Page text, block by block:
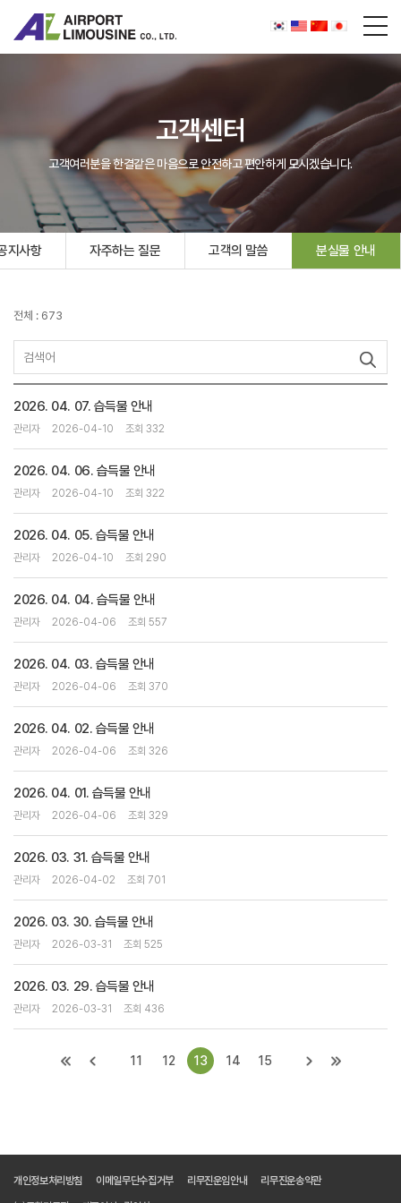
고객센터
고객여러분을 한결같은 마음으로 안전하고 편안하게 모시겠습니다.
지사항 자주하는 질문 고객의 말씀 분실물 안내
전체 : 673
2026. 04. 07. 습득물 안내
관리자 2026-04-10 조회 332
2026. 04. 06. 습득물 안내
관리자 2026-04-10 조회 322
2026. 04. 05. 습득물 안내
관리자 2026-04-10 조회 290
2026. 04. 04. 습득물 안내
관리자 2026-04-06 조회 557
2026. 04. 03. 습득물 안내
관리자 2026-04-06 조회 370
2026. 04. 02. 습득물 안내
관리자 2026-04-06 조회 326
2026. 04. 01. 습득물 안내
관리자 2026-04-06 조회 329
2026. 03. 31. 습득물 안내
관리자 2026-04-02 조회 701
2026. 03. 30. 습득물 안내
관리자 2026-03-31 조회 525
2026. 03. 29. 습득물 안내
관리자 2026-03-31 조회 436
11 12 13 14 15
개인정보처리방침 이메일무단수집거부 리무진운임안내 리무진운송약관